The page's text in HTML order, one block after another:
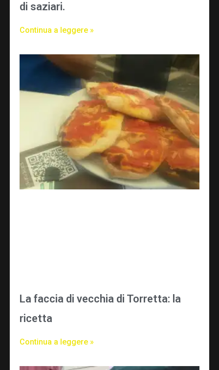
di saziari.
Continua a leggere »
La faccia di vecchia di Torretta: la
ricetta
Continua a leggere »